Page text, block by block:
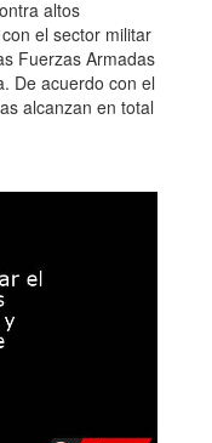
altos
el sector militar
Fuerzas Armadas
De acuerdo con el
alcanzan en total